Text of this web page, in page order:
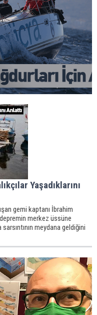
Yaşadıklarını
gemi kaptanı İbrahim
merkez üssüne
meydana geldiğini